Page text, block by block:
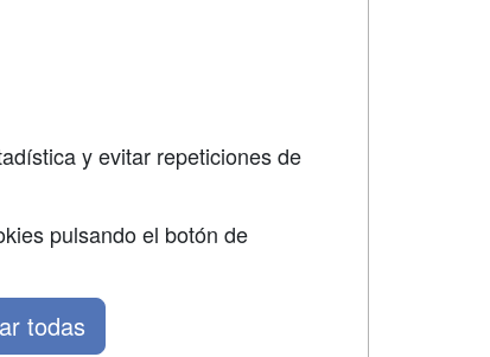
y evitar repeticiones de
pulsando el botón de
todas